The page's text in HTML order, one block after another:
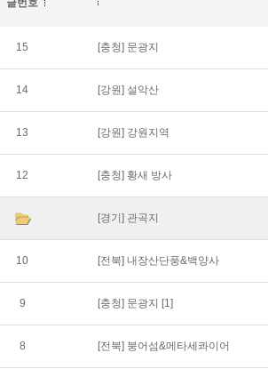
글번호
15 [충청] 문광지
14 [강원] 설악산
13 [강원] 강원지역
12 [충청] 황새 방사
[경기] 관곡지
10 [전북] 내장산단풍&백양사
9 [충청] 문광지 [1]
8 [전북] 붕어섬&메타세콰이어